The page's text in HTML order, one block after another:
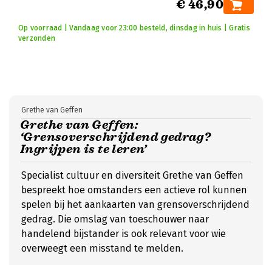
€ 46,90
Op voorraad | Vandaag voor 23:00 besteld, dinsdag in huis | Gratis
verzonden
Grethe van Geffen:
‘Grensoverschrijdend gedrag?
Ingrijpen is te leren’
Grethe van Geffen
Specialist cultuur en diversiteit Grethe van Geffen
bespreekt hoe omstanders een actieve rol kunnen
spelen bij het aankaarten van grensoverschrijdend
gedrag. Die omslag van toeschouwer naar
handelend bijstander is ook relevant voor wie
overweegt een misstand te melden.